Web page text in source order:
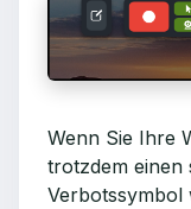
Wenn Sie Ihre
trotzdem einen